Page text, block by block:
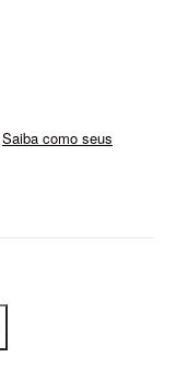
Saiba como seus